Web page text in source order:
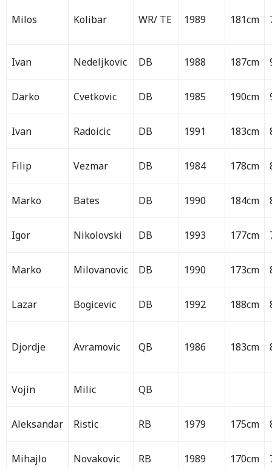
Milos Kolibar WR/ TE 1989 181cm
Ivan Nedeljkovic DB 1988 187cm
Darko Cvetkovic DB 1985 190cm
Ivan Radoicic DB 1991 183cm
Filip Vezmar DB 1984 178cm
Marko Bates DB 1990 184cm
Igor Nikolovski DB 1993 177cm
Marko Milovanovic DB 1990 173cm
Lazar Bogicevic DB 1992 188cm
Djordje Avramovic QB 1986 183cm
Vojin Milic QB
Aleksandar Ristic RB 1979 175cm
Mihajlo Novakovic RB 1989 170cm